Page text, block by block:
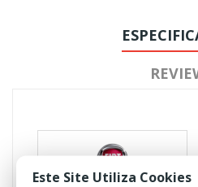
Este Site Utiliza Cookies